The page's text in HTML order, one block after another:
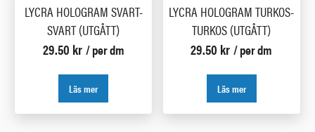
LYCRA HOLOGRAM SVART-
SVART (UTGÅTT)
29.50 kr / per dm
Läs mer
LYCRA HOLOGRAM TURKOS-
TURKOS (UTGÅTT)
29.50 kr / per dm
Läs mer